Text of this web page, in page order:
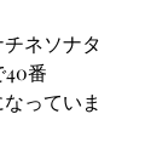
ネソナタ
40番
っていま